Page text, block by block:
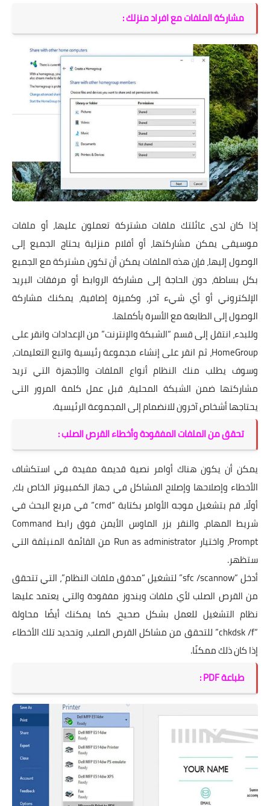
مشاركة الملفات مع افراد منزلك :
إذا كان لدى عائلتك ملفات مشتركة تعملون عليها، أو ملفات
موسيقى يمكن مشاركتها، أو أفلام منزلية يحتاج الجميع إلى
الوصول إليها، فإن هذه الملفات يمكن أن تكون مشتركة مع الجميع
بكل بساطة، دون الحاجة إلى مشاركة الروابط أو مرفقات البريد
الإلكتروني أو أي شيء آخر، وكميزة إضافية، يمكنك مشاركة
الوصول إلى الطابعة مع الأسرة بأكملها.
وللبدء، انتقل إلى قسم “الشبكة والإنترنت” من الإعدادات وانقر على
HomeGroup، ثم انقر على إنشاء مجموعة رئيسية واتبع التعليمات،
وسوف يطلب منك النظام أنواع الملفات والأجهزة التي تريد
مشاركتها ضمن الشبكة المحلية، قبل عمل كلمة المرور التي
يحتاجها أشخاص آخرون للانضمام إلى المجموعة الرئيسية.
تحقق من الملفات المفقودة وأخطاء القرص الصلب :
يمكن أن يكون هناك أوامر نصية قديمة مفيدة في استكشاف
الأخطاء وإصلاحها وإصلاح المشاكل في جهاز الكمبيوتر الخاص بك،
أولًا، قم بتشغيل موجه الأوامر بكتابة “cmd” في مربع البحث في
شريط المهام، والنقر بزر الماوس الأيمن فوق رابط Command
Prompt، واختيار Run as administrator من القائمة المنبثقة التي
ستظهر.
أدخل “sfc /scannow” لتشغيل “مدقق ملفات النظام”، التي تتحقق
من القرص الصلب لأي ملفات ويندوز مفقودة والتي يعتمد عليها
نظام التشغيل للعمل بشكل صحيح، كما يمكنك أيضًا محاولة
“chkdsk /f” للتحقق من مشاكل القرص الصلب، وتحديد تلك الأخطاء
إذا كان ذلك ممكنًا.
طباعة PDF :